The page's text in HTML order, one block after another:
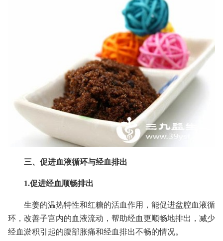
三、促进血液循环与经血排出
1.促进经血顺畅排出
生姜的温热特性和红糖的活血作用，能促进盆腔血液循
环，改善子宫内的血液流动，帮助经血更顺畅地排出，减少
经血淤积引起的腹部胀痛和经血排出不畅的情况。